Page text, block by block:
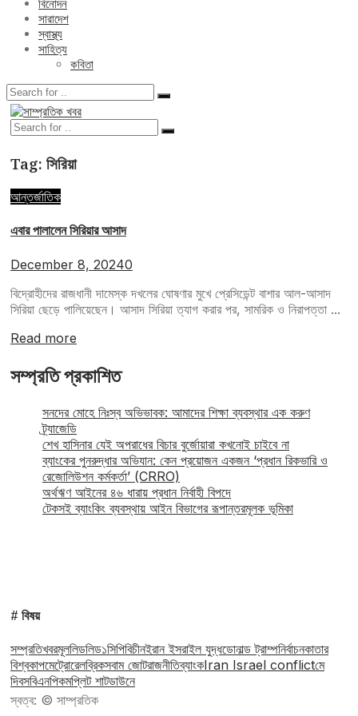
বিনোদন
সারাদেশ
স্বাস্থ্য
সাহিত্য
কবিতা
Tag: সিরিয়া
আন্তর্জাতিক
এবার পালালেন সিরিয়ার আসাদ
December 8, 20240
বিদ্রোহীদের রাজধানী দামেস্ক দখলের ঘোষণার মুখে প্রেসিডেন্ট বাশার আল-আসাদ
সিরিয়া ছেড়ে পালিয়েছেন। আসাদ সিরিয়া ত্যাগ করার পর, সামরিক ও নিরাপত্তা ...
Read more
সম্প্রতি প্রকাশিত
সনদের মোহে নিঃস্ব অভিভাবক: আমাদের শিক্ষা ব্যবস্থার এক করুণ
ট্র্যাজেডি
শেখ হাসিনার যেই অপরাধের বিচার বুর্জোয়ারা কখনোই চাইবে না
ব্যাংকের পুনরুদ্ধার অভিযান: কেন প্রয়োজন একজন ‘প্রধান রিকভারি ও
রেজোলিউশন কর্মকর্তা’ (CRRO)
অর্থঋণ আইনের ৪৬ ধারায় প্রধান নির্বাহী বিপদে
টেকসই ব্যাংকিং ব্যবস্থায় আইন বিভাগের রূপান্তরমূলক ভূমিকা
# বিষয়
সম্প্রতিখবরমূললিডলিড১সিপিবিচীনইরান ইসরাইল যুদ্ধডোনাল্ড ট্রাম্পনির্বাচনকাতার
বিশ্বকাপমেট্রোরেলব্রিকসবাম জোটরাজনীতিব্যাংকIran Israel conflictমে
দিবসবিএনপিকমপ্লিট শাটডাউনে
স্বত্ব: © সাম্প্রতিক